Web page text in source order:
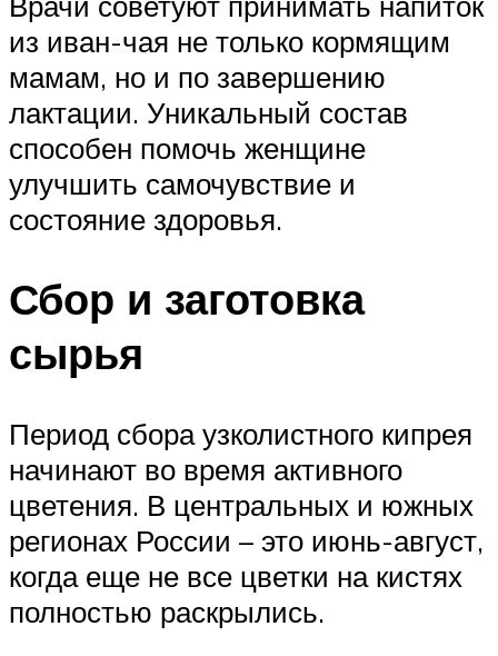
из иван-чая не только кормящим
мамам, но и по завершению
лактации. Уникальный состав
способен помочь женщине
улучшить самочувствие и
состояние здоровья.
Сбор и заготовка
сырья
Период сбора узколистного кипрея
начинают во время активного
цветения. В центральных и южных
регионах России – это июнь-август,
когда еще не все цветки на кистях
полностью раскрылись.